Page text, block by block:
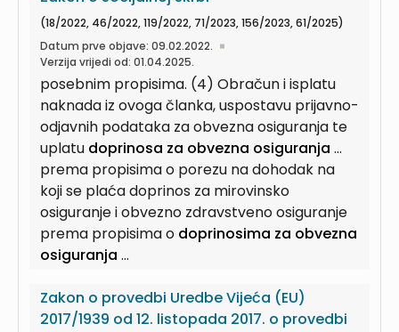
(18/2022, 46/2022, 119/2022, 71/2023, 156/2023, 61/2025)
Datum prve objave: 09.02.2022.
Verzija vrijedi od: 01.04.2025.
posebnim propisima. (4) Obračun i isplatu
naknada iz ovoga članka, uspostavu prijavno-
odjavnih podataka za obvezna osiguranja te
uplatu doprinosa za obvezna osiguranja ...
prema propisima o porezu na dohodak na
koji se plaća doprinos za mirovinsko
osiguranje i obvezno zdravstveno osiguranje
prema propisima o doprinosima za obvezna
osiguranja ...
Zakon o provedbi Uredbe Vijeća (EU)
2017/1939 od 12. listopada 2017. o provedbi